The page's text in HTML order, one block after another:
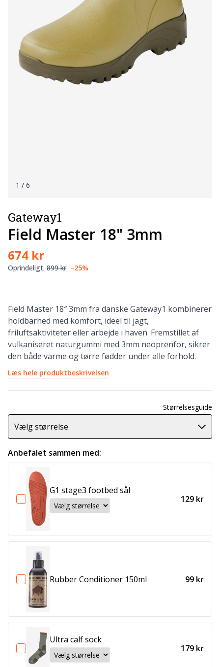
1 / 6
Gateway1
Field Master 18" 3mm
674 kr
Oprindeligt: 899 kr −25%
Field Master 18″ 3mm fra danske Gateway1 kombinerer
holdbarhed med komfort, ideel til jagt,
friluftsaktiviteter eller arbejde i haven. Fremstillet af
vulkaniseret naturgummi med 3mm neoprenfor, sikrer
den både varme og tørre fødder under alle forhold.
Læs hele produktbeskrivelsen
Størrelsesguide
Vælg størrelse
Anbefalet sammen med:
G1 stage3 footbed sål
129 kr
Rubber Conditioner 150ml 99 kr
Ultra calf sock
179 kr